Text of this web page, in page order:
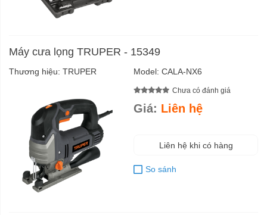
Máy cưa lọng TRUPER - 15349
Thương hiệu: TRUPER Model: CALA-NX6
Chưa có đánh giá
Giá: Liên hệ
Liên hệ khi có hàng
So sánh